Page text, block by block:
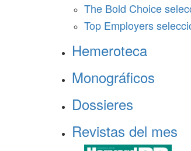
The Bold Choice
Top Employers
Hemeroteca
Monográficos
Dossieres
Revistas del mes